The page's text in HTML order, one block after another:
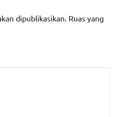
dipublikasikan. Ruas yang